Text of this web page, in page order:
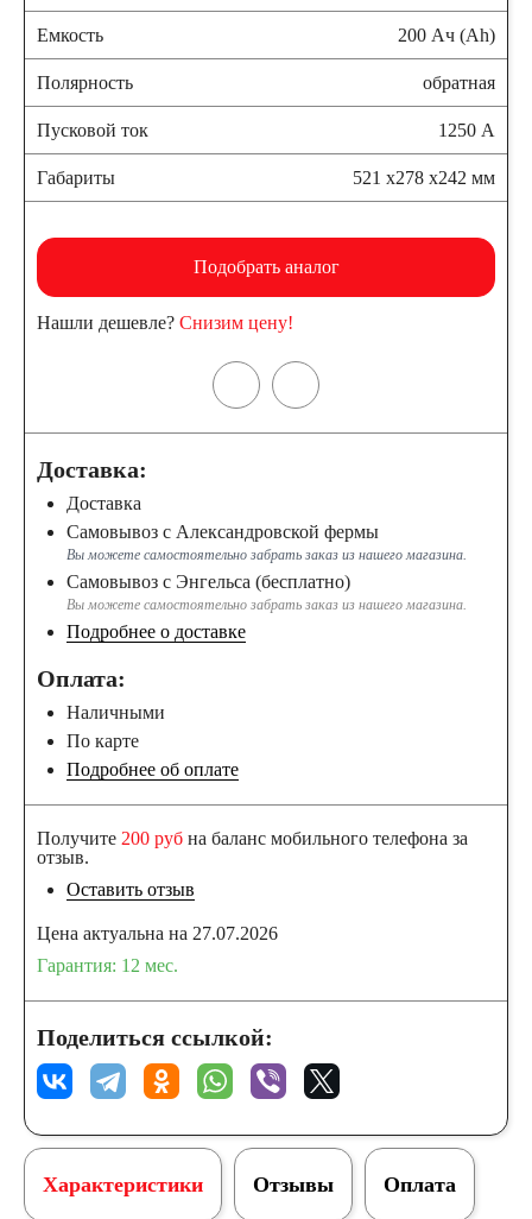
Емкость 200 Ач (Ah)
Полярность обратная
Пусковой ток 1250 А
Габариты 521 x278 x242 мм
Подобрать аналог
Нашли дешевле? Снизим цену!
Доставка:
Доставка
Самовывоз с Александровской фермы
Вы можете самостоятельно забрать заказ из нашего магазина.
Самовывоз с Энгельса (бесплатно)
Вы можете самостоятельно забрать заказ из нашего магазина.
Подробнее о доставке
Оплата:
Наличными
По карте
Подробнее об оплате
Получите 200 руб на баланс мобильного телефона за
отзыв.
Оставить отзыв
Цена актуальна на 27.07.2026
Гарантия: 12 мес.
Поделиться ссылкой:
Характеристики Отзывы Оплата